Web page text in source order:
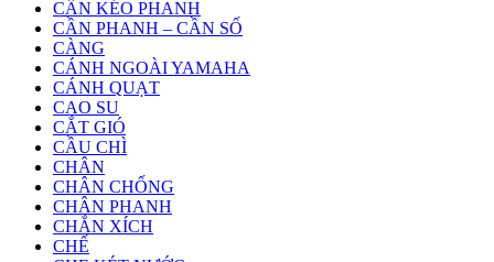
CẦN KÉO PHANH
CẦN PHANH – CẦN SỐ
CÀNG
CÁNH NGOÀI YAMAHA
CÁNH QUẠT
CAO SU
CẮT GIÓ
CẦU CHÌ
CHÂN
CHÂN CHỐNG
CHÂN PHANH
CHẮN XÍCH
CHẾ